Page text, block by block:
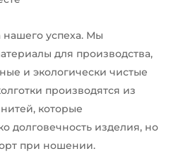
нашего успеха. Мы
для производства,
и экологически чистые
производятся из
которые
долговечность изделия, но
при ношении.